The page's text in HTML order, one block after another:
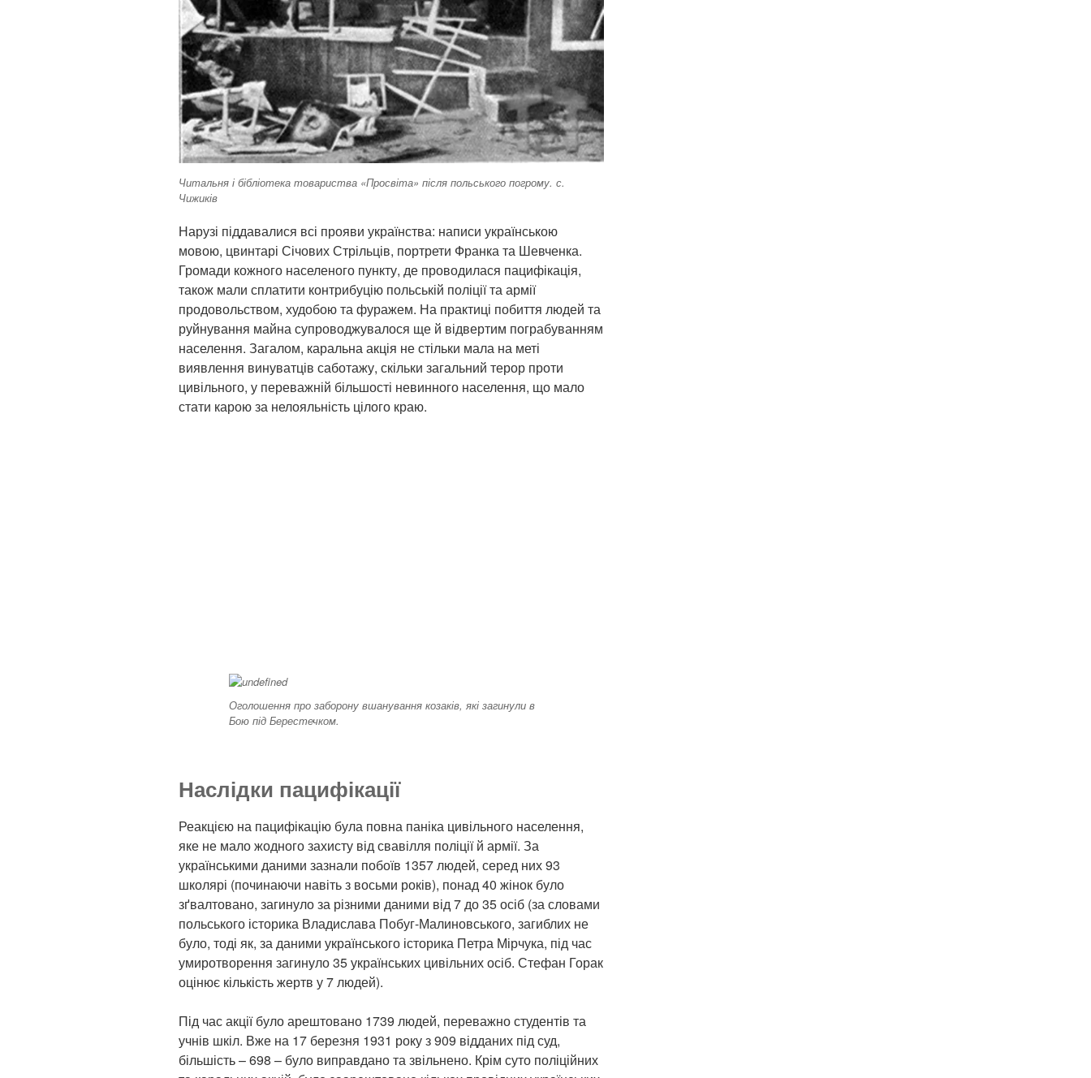
Читальня і бібліотека товариства «Просвіта» після польського погрому. с.
Чижиків
Нарузі піддавалися всі прояви українства: написи українською
мовою, цвинтарі Січових Стрільців, портрети Франка та Шевченка.
Громади кожного населеного пункту, де проводилася пацифікація,
також мали сплатити контрибуцію польській поліції та армії
продовольством, худобою та фуражем. На практиці побиття людей та
руйнування майна супроводжувалося ще й відвертим пограбуванням
населення. Загалом, каральна акція не стільки мала на меті
виявлення винуватців саботажу, скільки загальний терор проти
цивільного, у переважній більшості невинного населення, що мало
стати карою за нелояльність цілого краю.
Оголошення про заборону вшанування козаків, які загинули в
Бою під Берестечком.
Наслідки пацифікації
Реакцією на пацифікацію була повна паніка цивільного населення,
яке не мало жодного захисту від свавілля поліції й армії. За
українськими даними зазнали побоїв 1357 людей, серед них 93
школярі (починаючи навіть з восьми років), понад 40 жінок було
зґвалтовано, загинуло за різними даними від 7 до 35 осіб (за словами
польського історика Владислава Побуг-Малиновського, загиблих не
було, тоді як, за даними українського історика Петра Мірчука, під час
умиротворення загинуло 35 українських цивільних осіб. Стефан Горак
оцінює кількість жертв у 7 людей).
Під час акції було арештовано 1739 людей, переважно студентів та
учнів шкіл. Вже на 17 березня 1931 року з 909 відданих під суд,
більшість – 698 – було виправдано та звільнено. Крім суто поліційних